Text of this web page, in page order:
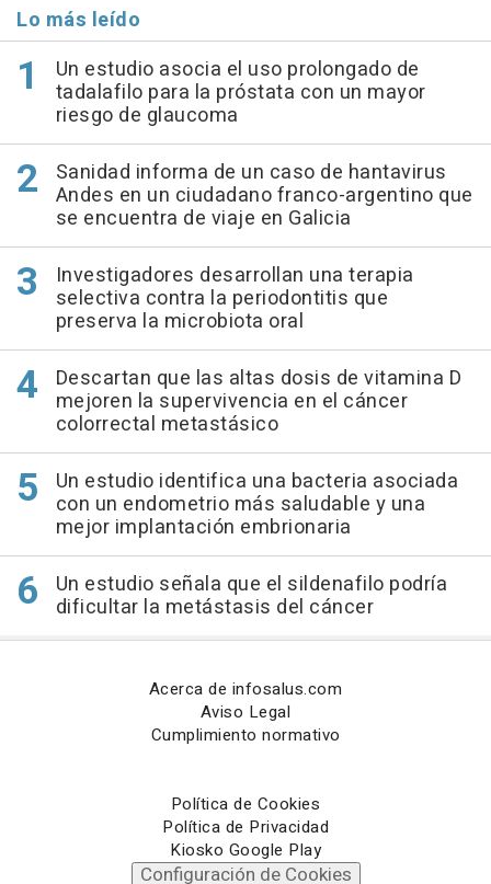
Lo más leído
Un estudio asocia el uso prolongado de
tadalafilo para la próstata con un mayor
riesgo de glaucoma
Sanidad informa de un caso de hantavirus
Andes en un ciudadano franco-argentino que
se encuentra de viaje en Galicia
Investigadores desarrollan una terapia
selectiva contra la periodontitis que
preserva la microbiota oral
Descartan que las altas dosis de vitamina D
mejoren la supervivencia en el cáncer
colorrectal metastásico
Un estudio identifica una bacteria asociada
con un endometrio más saludable y una
mejor implantación embrionaria
Un estudio señala que el sildenafilo podría
dificultar la metástasis del cáncer
Acerca de infosalus.com
Aviso Legal
Cumplimiento normativo
Política de Cookies
Política de Privacidad
Kiosko Google Play
Configuración de Cookies